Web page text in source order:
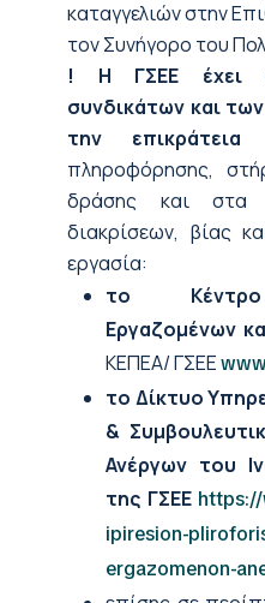
καταγγελιών στην
τον Συνήγορο του
! Η ΓΣΕΕ έχει
συνδικάτων και
την επικράτεια
πληροφόρησης,
δράσης και στα
διακρίσεων, βίας
εργασία:
το Κέντρο
Εργαζομένων
ΚΕΠΕΑ/ ΓΣΕΕ
το Δίκτυο
&
Ανέργων του
της ΓΣΕΕ
ipiresion-
ergazomenon-